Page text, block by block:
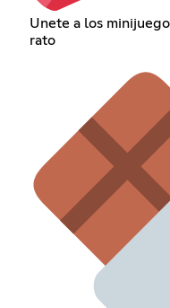
Unete a los
rato